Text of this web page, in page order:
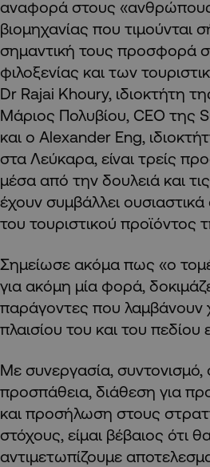
αναφορά στους
βιομηχανίας που τιμούνται
σημαντική τους προσφορά
φιλοξενίας και των
Dr Rajai Khoury, ιδιοκτήτη
Μάριος Πολυβίου, CEO της
και ο Alexander Eng,
στα Λεύκαρα, είναι τρείς
μέσα από την δουλειά και
έχουν συμβάλλει
του τουριστικού προϊόντος
Σημείωσε ακόμα πως «ο
για ακόμη μία φορά,
παράγοντες που λαμβάνουν
πλαισίου του και του πεδίου
Με συνεργασία, συντονισμό,
προσπάθεια, διάθεση για
και προσήλωση στους
στόχους, είμαι βέβαιος ότι
αντιμετωπίζουμε